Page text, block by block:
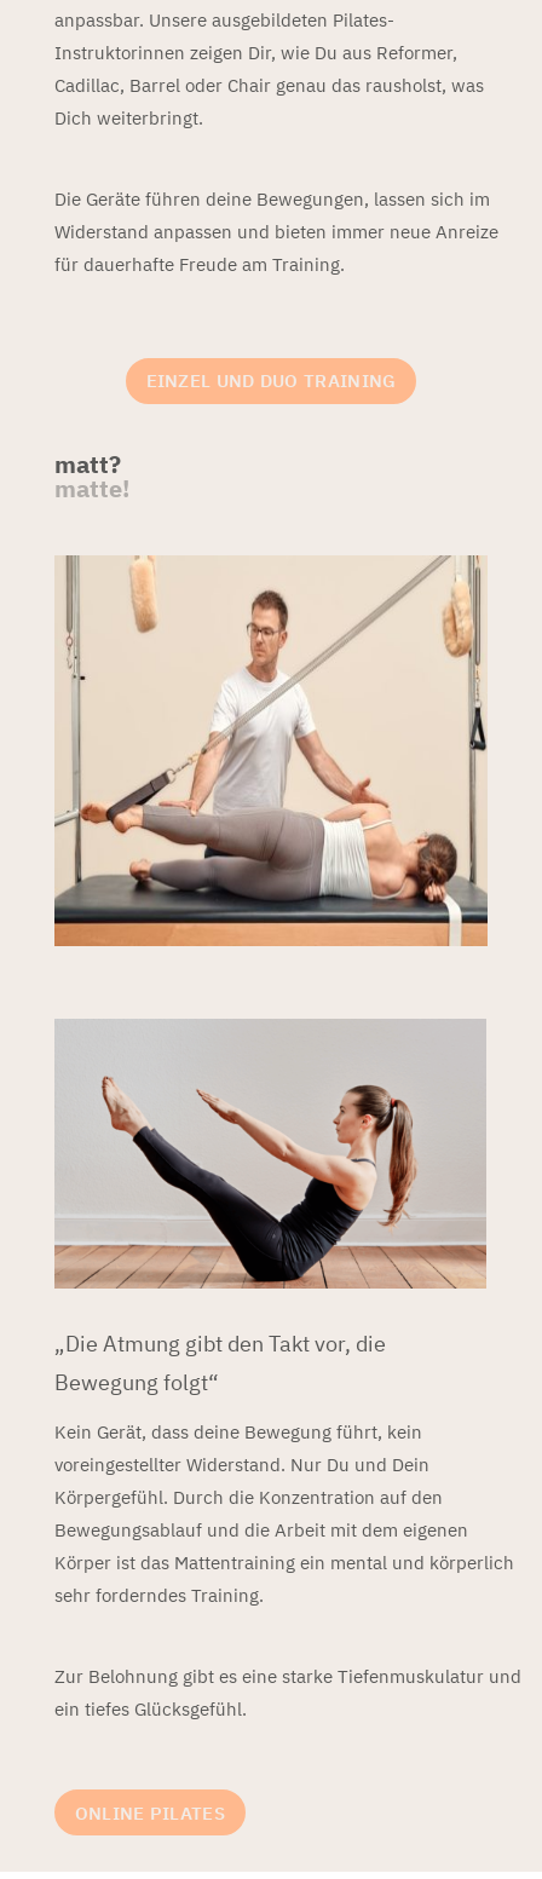
anpassbar. Unsere ausgebildeten Pilates-
Instruktorinnen zeigen Dir, wie Du aus Reformer,
Cadillac, Barrel oder Chair genau das rausholst, was
Dich weiterbringt.
Die Geräte führen deine Bewegungen, lassen sich im
Widerstand anpassen und bieten immer neue Anreize
für dauerhafte Freude am Training.
EINZEL UND DUO TRAINING
matt?
matte!
„Die Atmung gibt den Takt vor, die
Bewegung folgt“
Kein Gerät, dass deine Bewegung führt, kein
voreingestellter Widerstand. Nur Du und Dein
Körpergefühl. Durch die Konzentration auf den
Bewegungsablauf und die Arbeit mit dem eigenen
Körper ist das Mattentraining ein mental und körperlich
sehr forderndes Training.
Zur Belohnung gibt es eine starke Tiefenmuskulatur und
ein tiefes Glücksgefühl.
ONLINE PILATES